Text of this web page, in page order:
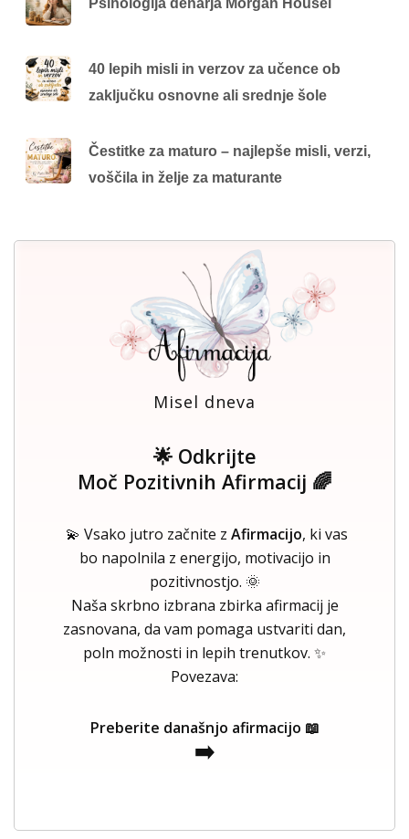
40 lepih misli in verzov za učence ob
zaključku osnovne ali srednje šole
Čestitke za maturo – najlepše misli, verzi,
voščila in želje za maturante
Misel dneva
🌟 Odkrijte
Moč Pozitivnih Afirmacij 🌈
💫 Vsako jutro začnite z Afirmacijo, ki vas
bo napolnila z energijo, motivacijo in
pozitivnostjo. 🌞
Naša skrbno izbrana zbirka afirmacij je
zasnovana, da vam pomaga ustvariti dan,
poln možnosti in lepih trenutkov. ✨
Povezava:
Preberite današnjo afirmacijo 📖
➡️